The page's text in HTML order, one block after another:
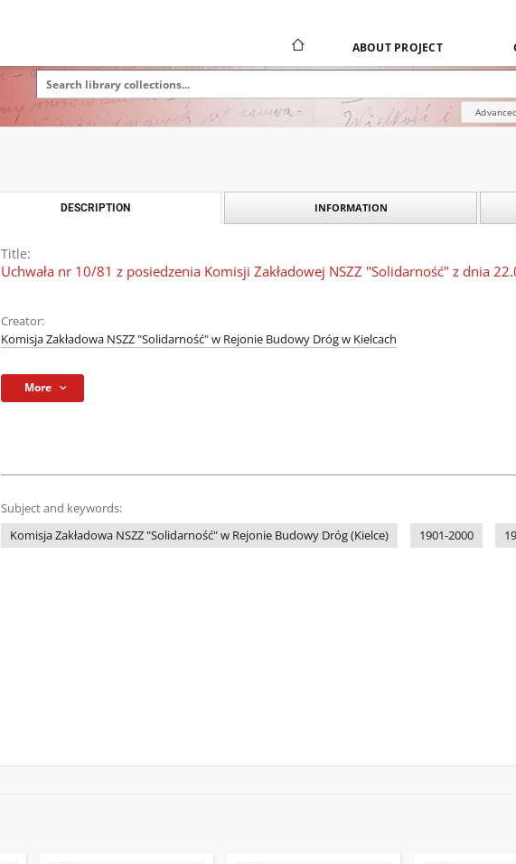
ABOUT PROJECT
DESCRIPTION INFORMATION
Title:
Uchwała nr 10/81 z posiedzenia Komisji Zakładowej NSZZ "Solidarność" z dnia
Creator:
Komisja Zakładowa NSZZ "Solidarność" w Rejonie Budowy Dróg w Kielcach
More
Subject and keywords:
Komisja Zakładowa NSZZ "Solidarność" w Rejonie Budowy Dróg (Kielce)
1901-2000